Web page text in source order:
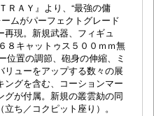
ＲＡＹ』より、“最強の傭
ムがパーフェクトグレード
現。新規武器、フィギュ
８キャットゥス５００ｍｍ無
位置の調節、砲身の伸縮、ミ
ューをアップする数々の展
グを含む、コーションマー
が付属。新規の叢雲劾の同
ち／コクピット座り）。